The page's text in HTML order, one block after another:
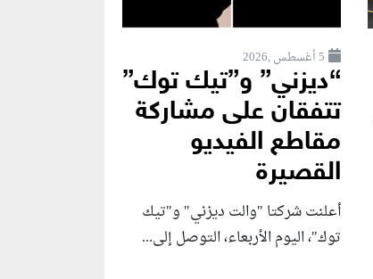
5 أغسطس ,2026
“ديزني” و”تيك توك”
تتفقان على مشاركة
مقاطع الفيديو
القصيرة
أعلنت شركتا "والت ديزني" و"تيك
توك"، اليوم الأربعاء، التوصل إلى...